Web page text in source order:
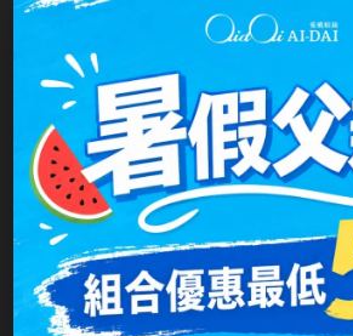
Anley安儷
AKIRA艾綺拉
AQUAMAX水滋氧
ASIA STAR純粹美
eyemoody目荻
iLens愛能視
粉色系
橘黃色系
紅色系
使用
TAC偏光抗藍光片
眼鏡輕
◆雪鏡造型設計-與雪鏡相似的造
十足
◆多種戶外運動適合配戴-自行車.
車等
台灣製作，眼鏡鍍膜更完全，
質量高
可調式鼻墊，更能舒適配戴